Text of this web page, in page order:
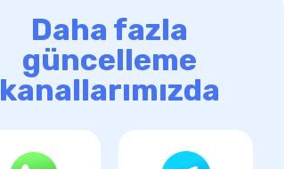
Daha fazla
güncelleme
kanallarımızda